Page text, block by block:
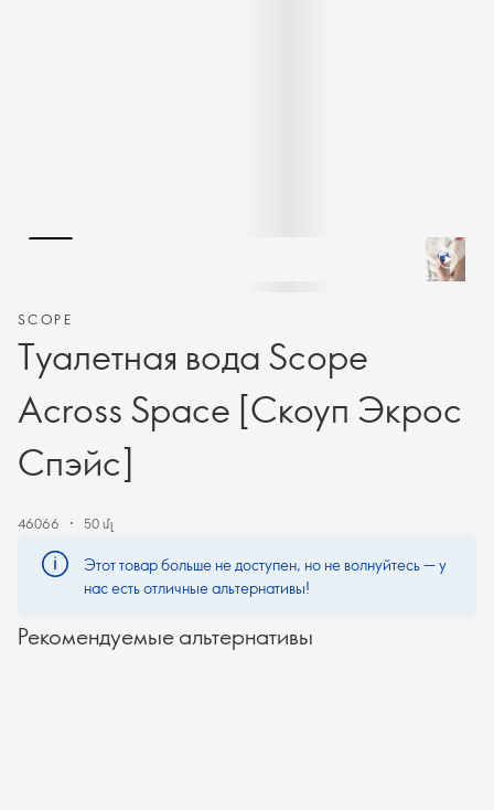
SCOPE
Туалетная вода Scope
Across Space [Скоуп Экрос
Спэйс]
46066 50 մլ
Этот товар больше не доступен, но не волнуйтесь — у
нас есть отличные альтернативы!
Рекомендуемые альтернативы